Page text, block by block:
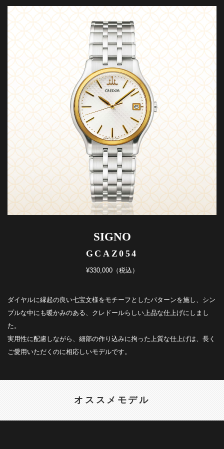
SIGNO
GCAZ054
¥330,000（税込）
ダイヤルに縁起の良い七宝文様をモチーフとしたパターンを施し、シン
プルな中にも暖かみのある、クレドールらしい上品な仕上げにしまし
た。
実用性に配慮しながら、細部の作り込みに拘った上質な仕上げは、長く
ご愛用いただくのに相応しいモデルです。
オススメモデル